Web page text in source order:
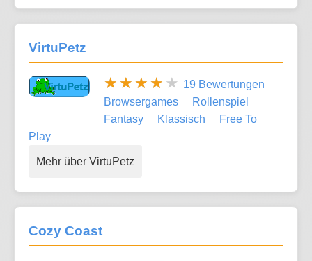
VirtuPetz
19 Bewertungen
Browsergames
Rollenspiel
Fantasy
Klassisch
Free To
Play
Mehr über VirtuPetz
Cozy Coast